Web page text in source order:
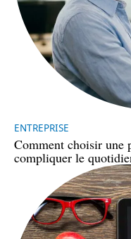
ENTREPRISE
Comment choisir une
compliquer le